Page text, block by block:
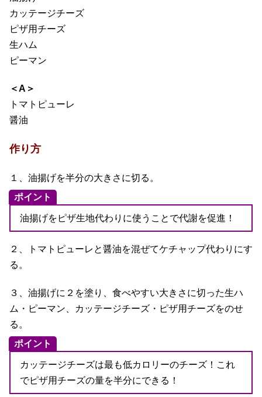
カッテージチーズ
ピザ用チーズ
生ハム
ピーマン
＜A＞
トマトピューレ
醤油
作り方
１、油揚げを半分の大きさに切る。
ポイント
油揚げをピザ生地代わりに使うことで代謝を促進！
２、トマトピューレと醤油を混ぜてケチャップ代わりにす
る。
３、油揚げに２を塗り、食べやすい大きさに切った生ハ
ム・ピーマン、カッテージチーズ・ピザ用チーズをのせ
る。
ポイント
カッテージチーズは最も低カロリーのチーズ！これ
でピザ用チーズの量を半分にできる！